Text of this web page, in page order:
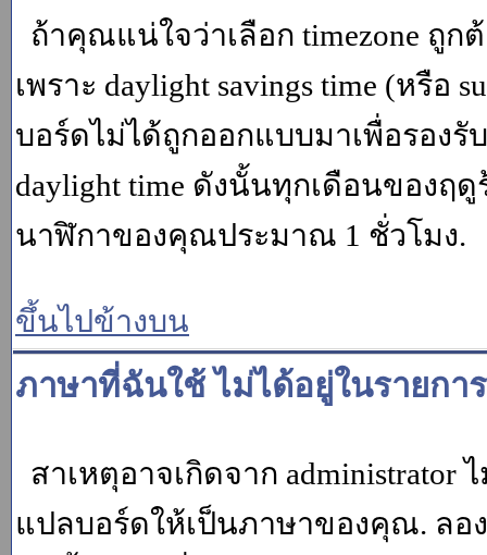
ถ้าคุณแน่ใจว่าเลือก timezone ถู
เพราะ daylight savings time (หรือ
บอร์ดไม่ได้ถูกออกแบบมาเพื่อรอง
daylight time ดังนั้นทุกเดือนของฤ
นาฬิกาของคุณประมาณ 1 ชั่วโมง.
ขึ้นไปข้างบน
ภาษาที่ฉันใช้ ไม่ได้อยู่ในรายกา
สาเหตุอาจเกิดจาก
แปลบอร์ดให้เป็นภาษาของคุณ. ลอง